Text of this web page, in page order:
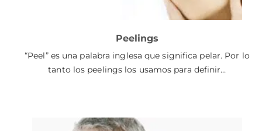
Peelings
“Peel” es una palabra inglesa que significa pelar. Por lo
tanto los peelings los usamos para definir…